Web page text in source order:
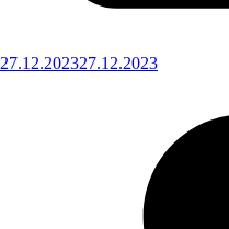
27.12.202327.12.2023